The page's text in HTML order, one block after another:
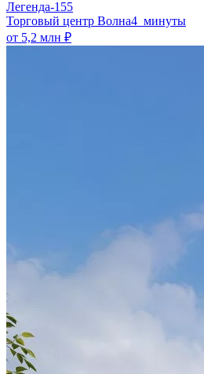
Легенда-155
​Торговый центр Волна4 минуты
от 5,2 млн ₽